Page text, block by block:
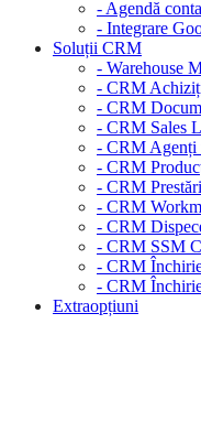
- Agendă
- Integrare
Soluții CRM
- Warehouse
- CRM
- CRM
- CRM Sales
- CRM Agenți
- CRM
- CRM
- CRM
- CRM
- CRM SSM
- CRM
- CRM
Extraopțiuni